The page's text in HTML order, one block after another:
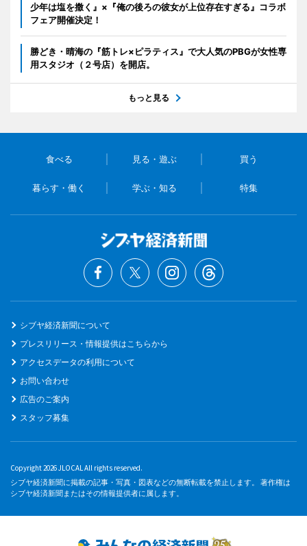
少年は塩を撒く』×『俺の後ろの彼女が上位存在すぎる』コラボ
フェア開催決定！
勝どき・晴海の『筋トレ×ピラティス』で大人気のPBGが女性専
用スタジオ（２号店）を開店。
もっと見る
食べる 見る・遊ぶ 買う
暮らす・働く 学ぶ・知る 特集
シブヤ経済新聞について
プレスリリース・情報提供はこちらから
アクセスデータの利用について
お問い合わせ
広告のご案内
スタッフ募集
Copyright 2026 JLOCAL All rights reserved.
シブヤ経済新聞に掲載の記事・写真・図表などの無断転載を禁止します。 著作権は
シブヤ経済新聞またはその情報提供者に属します。